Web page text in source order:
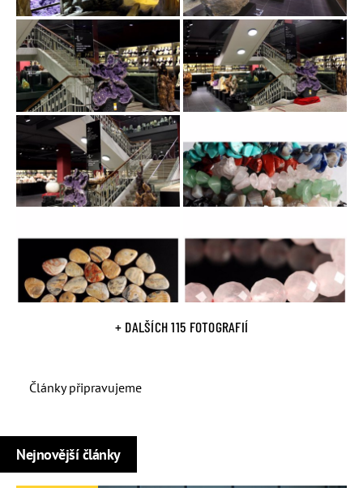
+ DALŠÍCH 115 FOTOGRAFIÍ
Články připravujeme
Nejnovější články